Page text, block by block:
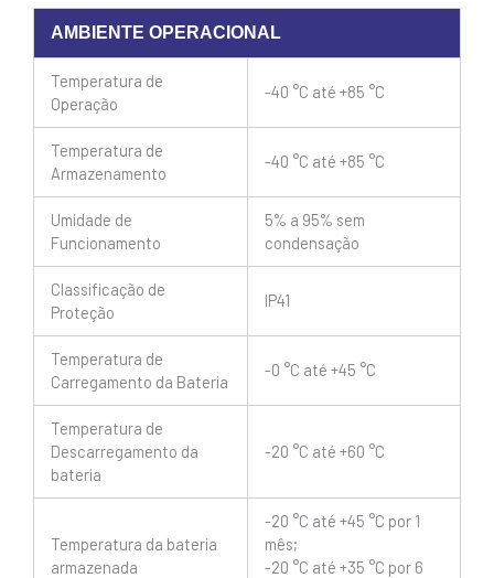
AMBIENTE OPERACIONAL
Temperatura de
Operação
-40 °C até +85 °C
Temperatura de
Armazenamento
-40 °C até +85 °C
Umidade de
Funcionamento
5% a 95% sem
condensação
Classificação de
Proteção
IP41
Temperatura de
Carregamento da Bateria
-0 °C até +45 °C
Temperatura de
Descarregamento da
bateria
-20 °C até +60 °C
Temperatura da bateria
armazenada
-20 °C até +45 °C por 1
mês;
-20 °C até +35 °C por 6